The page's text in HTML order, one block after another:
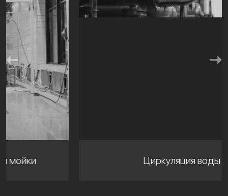
Циркуляция воды